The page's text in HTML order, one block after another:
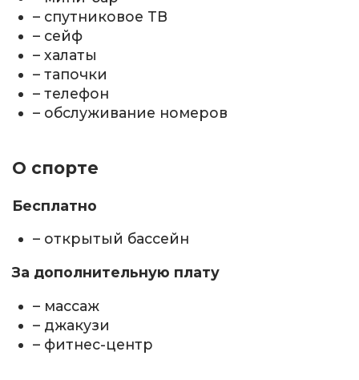
– спутниковое ТВ
– сейф
– халаты
– тапочки
– телефон
– обслуживание номеров
О спорте
Бесплатно
– открытый бассейн
За дополнительную плату
– массаж
– джакузи
– фитнес-центр